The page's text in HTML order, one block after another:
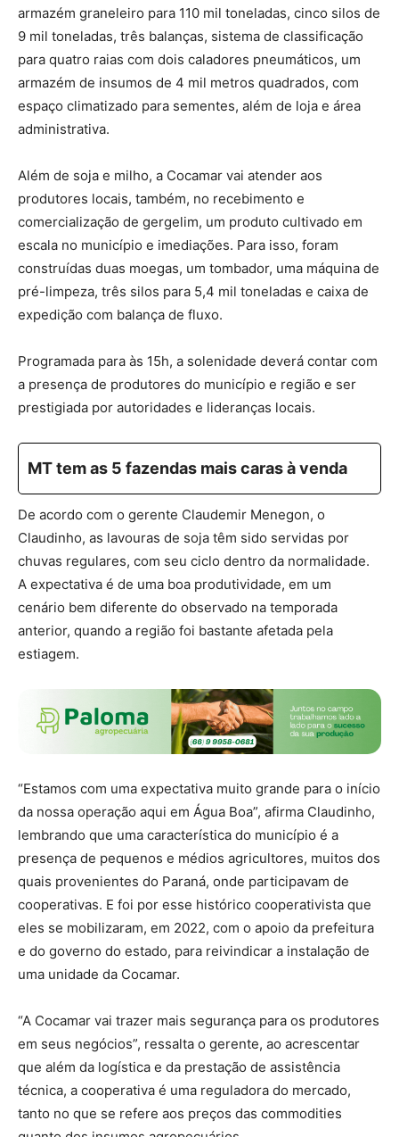
armazém graneleiro para 110 mil toneladas, cinco silos de
9 mil toneladas, três balanças, sistema de classificação
para quatro raias com dois caladores pneumáticos, um
armazém de insumos de 4 mil metros quadrados, com
espaço climatizado para sementes, além de loja e área
administrativa.
Além de soja e milho, a Cocamar vai atender aos
produtores locais, também, no recebimento e
comercialização de gergelim, um produto cultivado em
escala no município e imediações. Para isso, foram
construídas duas moegas, um tombador, uma máquina de
pré-limpeza, três silos para 5,4 mil toneladas e caixa de
expedição com balança de fluxo.
Programada para às 15h, a solenidade deverá contar com
a presença de produtores do município e região e ser
prestigiada por autoridades e lideranças locais.
MT tem as 5 fazendas mais caras à venda
De acordo com o gerente Claudemir Menegon, o
Claudinho, as lavouras de soja têm sido servidas por
chuvas regulares, com seu ciclo dentro da normalidade.
A expectativa é de uma boa produtividade, em um
cenário bem diferente do observado na temporada
anterior, quando a região foi bastante afetada pela
estiagem.
“Estamos com uma expectativa muito grande para o início
da nossa operação aqui em Água Boa”, afirma Claudinho,
lembrando que uma característica do município é a
presença de pequenos e médios agricultores, muitos dos
quais provenientes do Paraná, onde participavam de
cooperativas. E foi por esse histórico cooperativista que
eles se mobilizaram, em 2022, com o apoio da prefeitura
e do governo do estado, para reivindicar a instalação de
uma unidade da Cocamar.
“A Cocamar vai trazer mais segurança para os produtores
em seus negócios”, ressalta o gerente, ao acrescentar
que além da logística e da prestação de assistência
técnica, a cooperativa é uma reguladora do mercado,
tanto no que se refere aos preços das commodities